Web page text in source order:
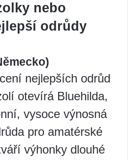
nebo
odrůdy
nejlepších odrůd
otevírá Bluehilda,
vysoce výnosná
pro amatérské
výhonky dlouhé